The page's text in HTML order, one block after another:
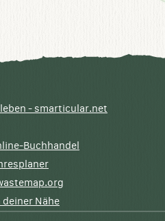
- smarticular.net
Buchhandel
Nähe